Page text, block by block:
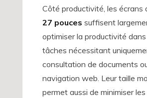
Côté productivité, les écrans
27 pouces suffisent
optimiser la productivité
tâches nécessitant
consultation de documents
navigation web. Leur taille
permet aussi de minimiser les